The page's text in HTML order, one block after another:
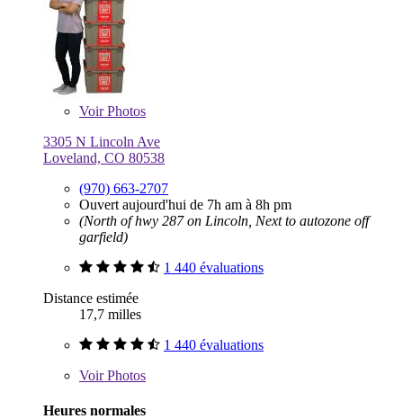
VoirPhotos
3305 N Lincoln Ave
Loveland, CO 80538
(970) 663-2707
Ouvert aujourd'hui de 7h am à 8h pm
(North of hwy 287 on Lincoln, Next to autozone off
garfield)
1 440 évaluations
Distance estimée
17,7 milles
1 440 évaluations
VoirPhotos
Heures normales